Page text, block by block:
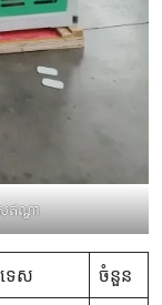
ឥណ្ឌា
េស ចំនួន